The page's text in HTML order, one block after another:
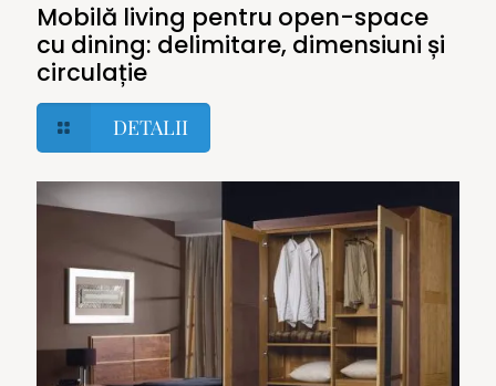
Mobilă living pentru open-space
cu dining: delimitare, dimensiuni și
circulație
DETALII